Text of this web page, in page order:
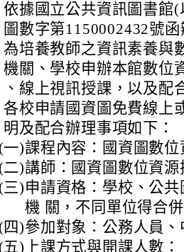
依據國立公共資訊圖書館
圖數字第1150002432號函
為培養教師之資訊素養與
機關、學校申辦本館數位
、線上視訊授課，以及配
各校申請國資圖免費線上
明及配合辦理事項如下：
(一)課程內容：國資圖數位
(二)講師：國資圖數位資源
(三)申請資格：學校、公
機 關，不同單位得合
(四)參加對象：公務人員
(五) 上課方式與開課人數：